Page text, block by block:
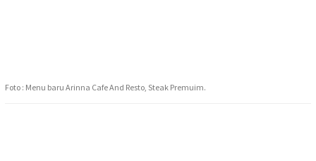
Foto : Menu baru Arinna Cafe And Resto, Steak Premuim.